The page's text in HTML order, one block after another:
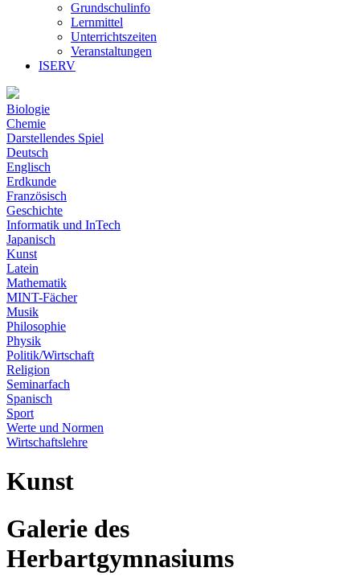
Grundschulinfo
Lernmittel
Unterrichtszeiten
Veranstaltungen
ISERV
Biologie
Chemie
Darstellendes Spiel
Deutsch
Englisch
Erdkunde
Französisch
Geschichte
Informatik und InTech
Japanisch
Kunst
Latein
Mathematik
MINT-Fächer
Musik
Philosophie
Physik
Politik/Wirtschaft
Religion
Seminarfach
Spanisch
Sport
Werte und Normen
Wirtschaftslehre
Kunst
Galerie des
Herbartgymnasiums